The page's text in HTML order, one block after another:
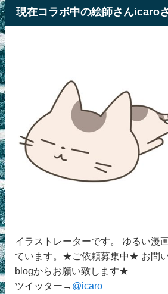
現在コラボ中の絵師さんicaro
イラストレーターです。 ゆるい漫
ています。★ご依頼募集中★ お問
blogからお願い致します★
ツイッター→ @icaro